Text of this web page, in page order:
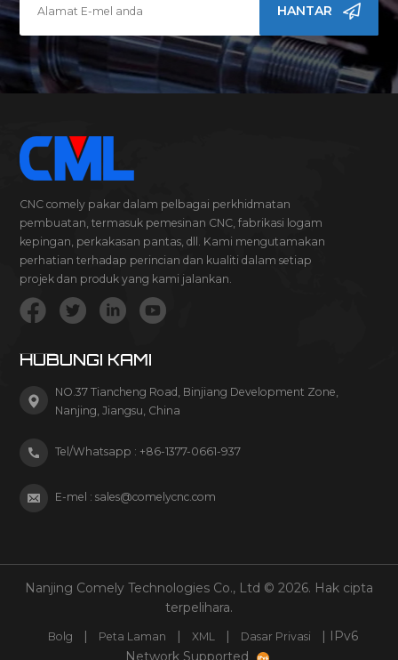
HANTAR
CNC comely pakar dalam pelbagai perkhidmatan
pembuatan, termasuk pemesinan CNC, fabrikasi logam
kepingan, perkakasan pantas, dll. Kami mengutamakan
perhatian terhadap perincian dan kualiti dalam setiap
projek dan produk yang kami jalankan.
HUBUNGI KAMI
NO.37 Tiancheng Road, Binjiang Development Zone,
Nanjing, Jiangsu, China
Tel/Whatsapp : +86-1377-0661-937
E-mel :sales@comelycnc.com
Nanjing Comely Technologies Co., Ltd © 2026. Hak cipta
terpelihara.
Bolg Peta Laman XML Dasar Privasi
| IPv6
Network Supported